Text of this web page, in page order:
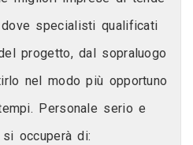
specialisti qualificati
progetto, dal sopraluogo
nel modo più opportuno
Personale serio e
occuperà di: